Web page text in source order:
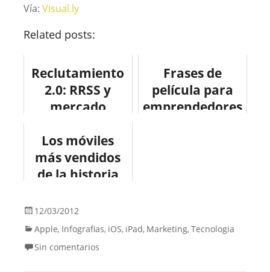
Vía: Visual.ly
Related posts:
Reclutamiento
2.0: RRSS y
mercado
#infografia
#infographic
#socialmedia
Frases de
película para
emprendedores
Los móviles
más vendidos
de la historia
#infographic
#movil
#tecnologia
12/03/2012
Apple, Infografias, iOS, iPad, Marketing, Tecnologia
Sin comentarios